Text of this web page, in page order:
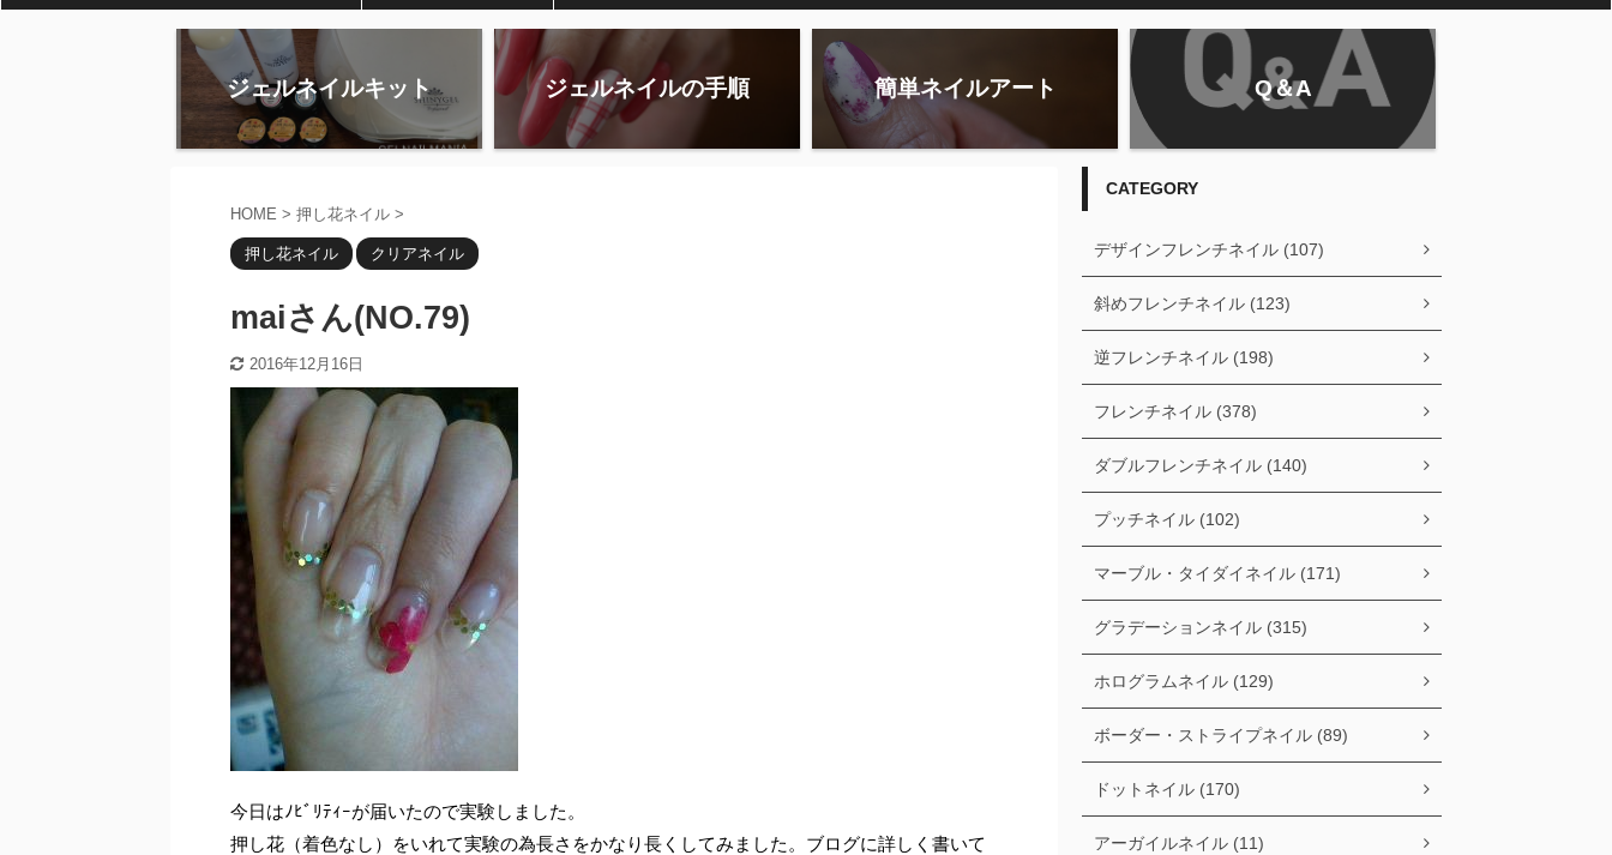
ジェルネイルキット ジェルネイルの手順 簡単ネイルアート Q＆A
HOME > 押し花ネイル >
押し花ネイル クリアネイル
maiさん(NO.79)
2016年12月16日
今日はﾉﾋﾞﾘﾃｨｰが届いたので実験しました。
押し花（着色なし）をいれて実験の為長さをかなり長くしてみました。ブログに詳しく書いて
CATEGORY
デザインフレンチネイル (107)
斜めフレンチネイル (123)
逆フレンチネイル (198)
フレンチネイル (378)
ダブルフレンチネイル (140)
プッチネイル (102)
マーブル・タイダイネイル (171)
グラデーションネイル (315)
ホログラムネイル (129)
ボーダー・ストライプネイル (89)
ドットネイル (170)
アーガイルネイル (11)